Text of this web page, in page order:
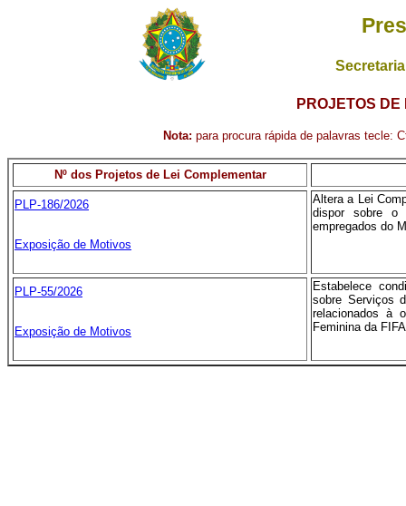
PROJETOS
Nota: para procura rápida de palavras tecle:
Nº dos Projetos de Lei Complementar
PLP-186/2026
Exposição de Motivos
Altera a Lei
dispor sobre
empregados do
PLP-55/2026
Exposição de Motivos
Estabelece
sobre Serviços
relacionados à
Feminina da